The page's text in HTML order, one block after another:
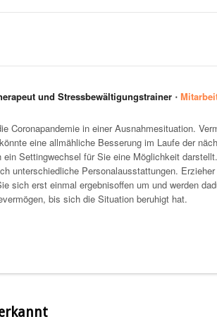
und Stressbewältigungstrainer ⋅
Coronapandemie in einer Ausnahmesituation.
eine allmähliche Besserung im Laufe der
ein Settingwechsel für Sie eine Möglichkeit
unterschiedliche Personalausstattungen.
sich erst einmal ergebnisoffen um und werden
bis sich die Situation beruhigt hat.